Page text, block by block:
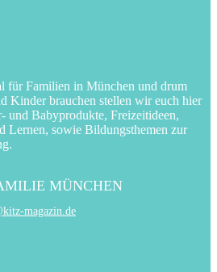
für Familien in München und drum
Kinder brauchen stellen wir euch hier
und Babyprodukte, Freizeitideen,
Lernen, sowie Bildungsthemen zur
MÜNCHEN
magazin.de